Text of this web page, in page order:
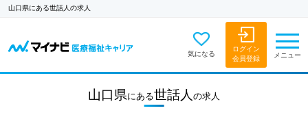
山口県にある世話人の求人
気になる
ログイン
会員登録
メニュー
山口県にある世話人 の求人